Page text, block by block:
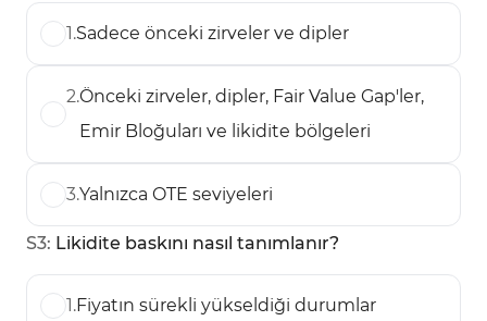
1.Sadece önceki zirveler ve dipler
2.Önceki zirveler, dipler, Fair Value Gap'ler,
Emir Bloğuları ve likidite bölgeleri
3.Yalnızca OTE seviyeleri
S3: Likidite baskını nasıl tanımlanır?
1.Fiyatın sürekli yükseldiği durumlar